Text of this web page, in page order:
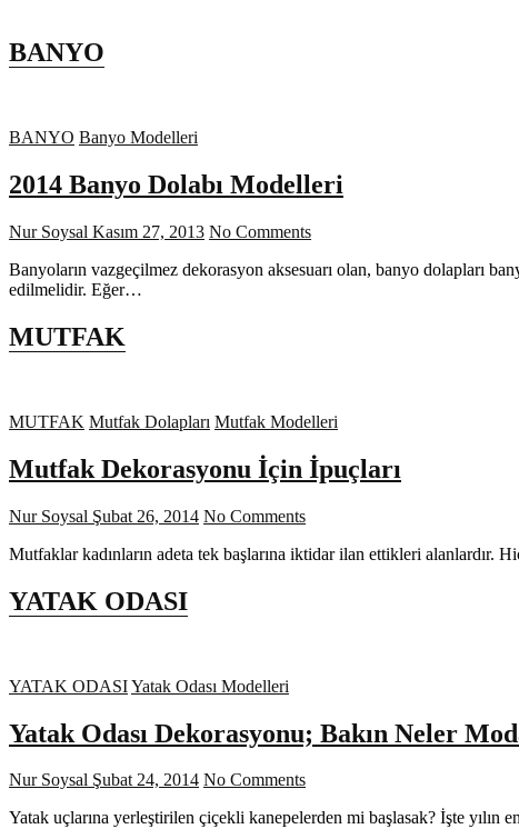
BANYO
BANYO Banyo Modelleri
2014 Banyo Dolabı Modelleri
Nur Soysal Kasım 27, 2013 No Comments
Banyoların vazgeçilmez dekorasyon aksesuarı olan, banyo dolapları
edilmelidir. Eğer…
MUTFAK
MUTFAK Mutfak Dolapları Mutfak Modelleri
Mutfak Dekorasyonu İçin İpuçları
Nur Soysal Şubat 26, 2014 No Comments
Mutfaklar kadınların adeta tek başlarına iktidar ilan ettikleri alanlardır.
YATAK ODASI
YATAK ODASIYatak Odası Modelleri
Yatak Odası Dekorasyonu; Bakın Neler
Nur Soysal Şubat 24, 2014 No Comments
Yatak uçlarına yerleştirilen çiçekli kanepelerden mi başlasak? İşte yılın